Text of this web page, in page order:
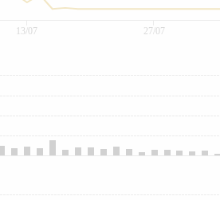
13/07 27/07